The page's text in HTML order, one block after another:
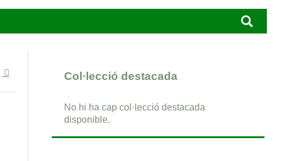
Col·lecció destacada
No hi ha cap col·lecció destacada
disponible.